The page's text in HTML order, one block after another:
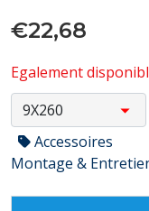
€22,68
Egalement
Accessoires
Montage &